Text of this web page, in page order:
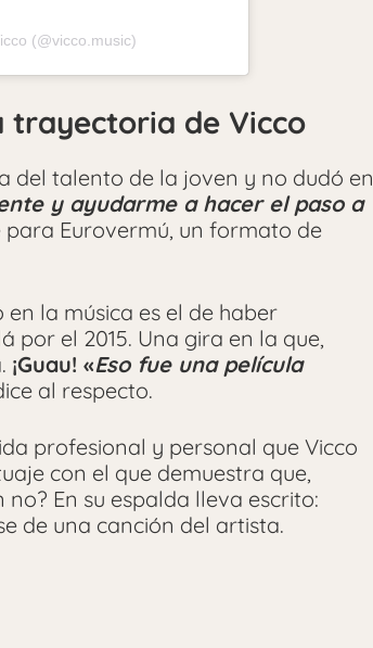
(@vicco.music)
trayectoria de Vicco
del talento de la joven y no dudó en
y ayudarme a hacer el paso a
Eurovermú, un formato de
la música es el de haber
por el 2015. Una gira en la que,
¡Guau! «Eso fue una película
al respecto.
profesional y personal que Vicco
con el que demuestra que,
En su espalda lleva escrito:
de una canción del artista.